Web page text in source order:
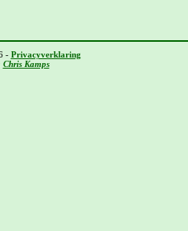
- Privacyverklaring
Chris Kamps